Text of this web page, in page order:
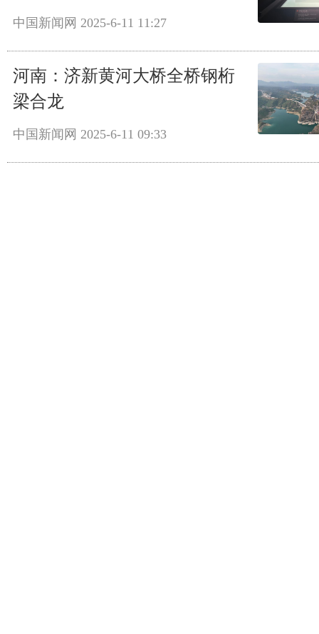
中国新闻网 2025-6-11 11:27
河南：济新黄河大桥全桥钢桁
梁合龙
中国新闻网 2025-6-11 09:33